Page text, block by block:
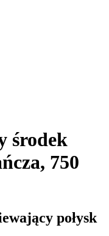
środek
750
połysk